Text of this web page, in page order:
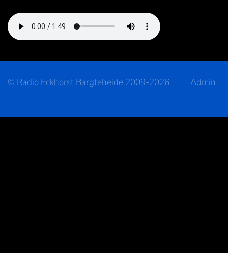
© Radio Eckhorst Bargteheide 2009-2026 Admin